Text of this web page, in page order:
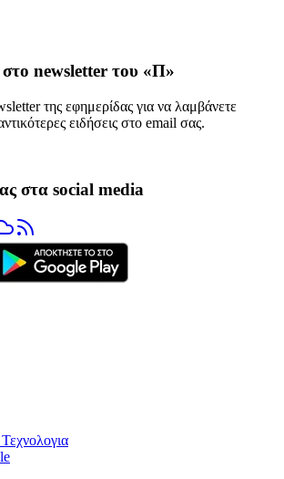
newsletter του «Π»
της εφημερίδας για να λαμβάνετε
ειδήσεις στο email σας.
στα social media